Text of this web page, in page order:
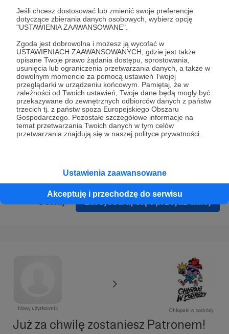
Jeśli chcesz dostosować lub zmienić swoje preferencje
dotyczące zbierania danych osobowych, wybierz opcję
"USTAWIENIA ZAAWANSOWANE".
Zgoda jest dobrowolna i możesz ją wycofać w
USTAWIENIACH ZAAWANSOWANYCH, gdzie jest także
opisane Twoje prawo żądania dostępu, sprostowania,
usunięcia lub ograniczenia przetwarzania danych, a także w
dowolnym momencie za pomocą ustawień Twojej
przeglądarki w urządzeniu końcowym. Pamiętaj, że w
zależności od Twoich ustawień, Twoje dane będą mogły być
przekazywane do zewnętrznych odbiorców danych z państw
trzecich tj. z państw spoza Europejskiego Obszaru
Gospodarczego. Pozostałe szczegółowe informacje na
temat przetwarzania Twoich danych w tym celów
przetwarzania znajdują się w naszej polityce prywatności.
Ustawienia zaawansowane
Akceptuję i przechodzę do serwisu
* Zapoznałem się i akceptujęRegulaminserwisu oraz
* Wyrażam zgodę na przetwarzanie moich danych
osobowych podanych w formularzu rejestracyjnym w celu
prawidłowego świadczenia usług serwisu Patronite.
Wyrażam zgodę na otrzymywanie drogą elektroniczną
informacji handlowych - newslettera. Opcja ta może zostać
zmieniona w ustawieniach konta.
Zarejestruj się i przejdź dalej
Nowy użytkownik Chłopaki w podróży
Już za chwilę zostaniesz Patronem!